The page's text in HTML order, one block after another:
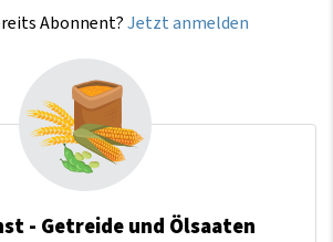
Abonnent?Jetzt anmelden
- Getreide und Ölsaaten